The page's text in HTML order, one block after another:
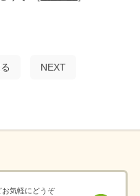
NEXT
お気軽にどうぞ